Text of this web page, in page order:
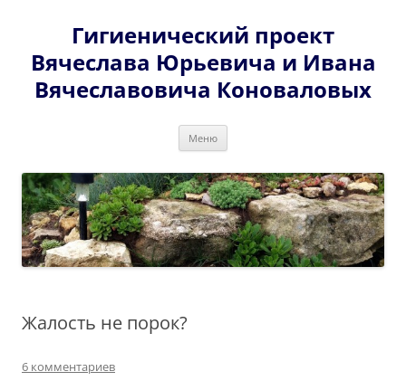
содержимомуГигиенический проект
Вячеслава Юрьевича и Ивана
Вячеславовича Коноваловых
Меню
Жалость не порок?
6 комментариев